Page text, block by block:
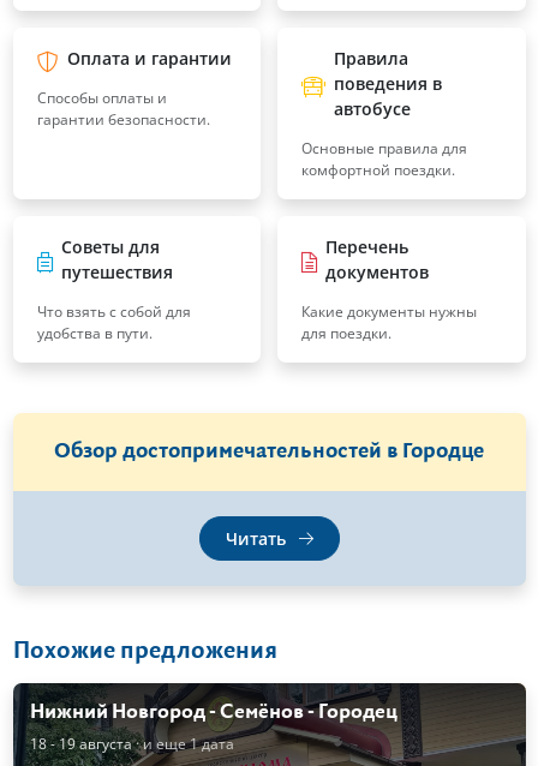
Оплата и гарантии
Способы оплаты и
гарантии безопасности.
Правила
поведения в
автобусе
Основные правила для
комфортной поездки.
Советы для
путешествия
Что взять с собой для
удобства в пути.
Перечень
документов
Какие документы нужны
для поездки.
Обзор достопримечательностей в Городце
Читать
Похожие предложения
Нижний Новгород - Семёнов - Городец
18 - 19 августа· и еще 1 дата